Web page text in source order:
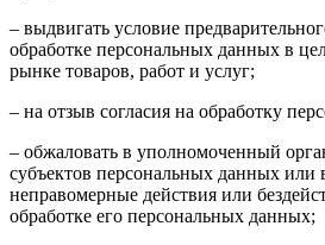
– выдвигать условие
обработке персональных данных в
рынке товаров, работ и услуг;
– на отзыв согласия на обработку
– обжаловать в уполномоченный
субъектов персональных данных или
неправомерные действия или
обработке его персональных данных;